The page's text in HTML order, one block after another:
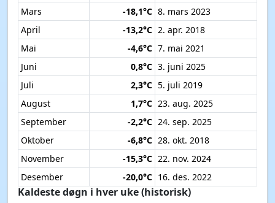
Mars
-18,1°C 8. mars 2023
April
-13,2°C 2. apr. 2018
Mai
-4,6°C 7. mai 2021
Juni
0,8°C 3. juni 2025
Juli
2,3°C 5. juli 2019
August
1,7°C 23. aug. 2025
September
-2,2°C 24. sep. 2025
Oktober
-6,8°C 28. okt. 2018
November
-15,3°C 22. nov. 2024
Desember
-20,0°C 16. des. 2022
Kaldeste døgn i hver uke (historisk)